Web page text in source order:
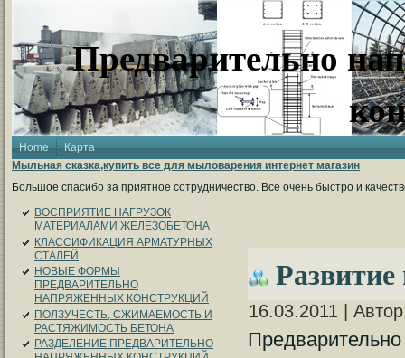
Предварительно
Home
Карта
Мыльная сказка,купить все для мыловарения интернет магазин
Большое спасибо за приятное сотрудничество. Все очень быстро и
ВОСПРИЯТИЕ НАГРУЗОК
МАТЕРИАЛАМИ ЖЕЛЕЗОБЕТОНА
КЛАССИФИКАЦИЯ АРМАТУРНЫХ
СТАЛЕЙ
НОВЫЕ ФОРМЫ
ПРЕДВАРИТЕЛЬНО
НАПРЯЖЕННЫХ КОНСТРУКЦИЙ
ПОЛЗУЧЕСТЬ, СЖИМАЕМОСТЬ И
РАСТЯЖИМОСТЬ БЕТОНА
РАЗДЕЛЕНИЕ ПРЕДВАРИТЕЛЬНО
Развитие
16.03.2011 |